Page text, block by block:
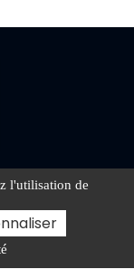
l'utilisation de